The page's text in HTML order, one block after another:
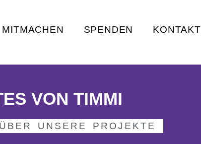
MITMACHEN SPENDEN KONTAKT
VON TIMMI
UNSERE PROJEKTE